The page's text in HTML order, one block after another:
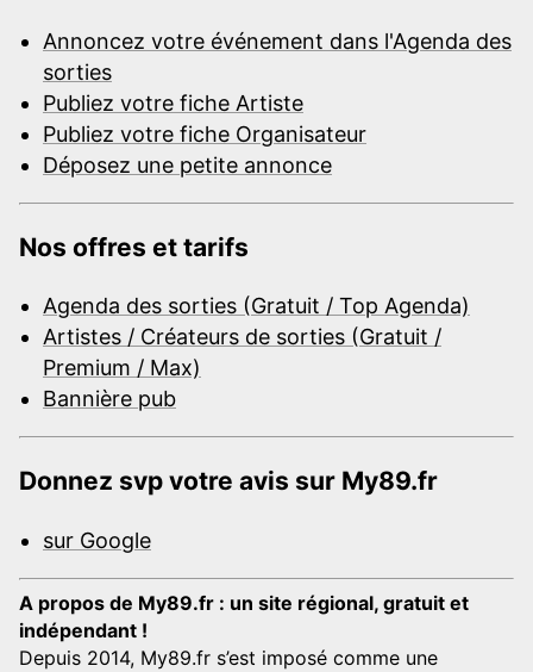
Annoncez votre événement dans l'Agenda des
sorties
Publiez votre fiche Artiste
Publiez votre fiche Organisateur
Déposez une petite annonce
Nos offres et tarifs
Agenda des sorties (Gratuit / Top Agenda)
Artistes / Créateurs de sorties (Gratuit /
Premium / Max)
Bannière pub
Donnez svp votre avis sur My89.fr
sur Google
A propos de My89.fr : un site régional, gratuit et
indépendant !
Depuis 2014, My89.fr s’est imposé comme une